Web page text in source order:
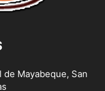
de Mayabeque, San